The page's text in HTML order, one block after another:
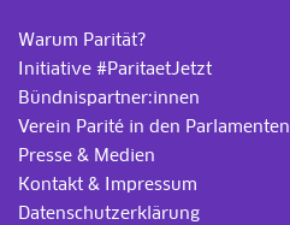
Warum Parität?
Initiative #ParitaetJetzt
Bündnispartner:innen
Verein Parité in den Parlamenten
Presse & Medien
Kontakt & Impressum
Datenschutzerklärung